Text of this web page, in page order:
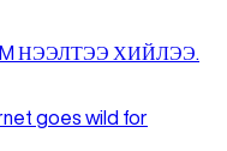
НЭЭЛТЭЭ ХИЙЛЭЭ.